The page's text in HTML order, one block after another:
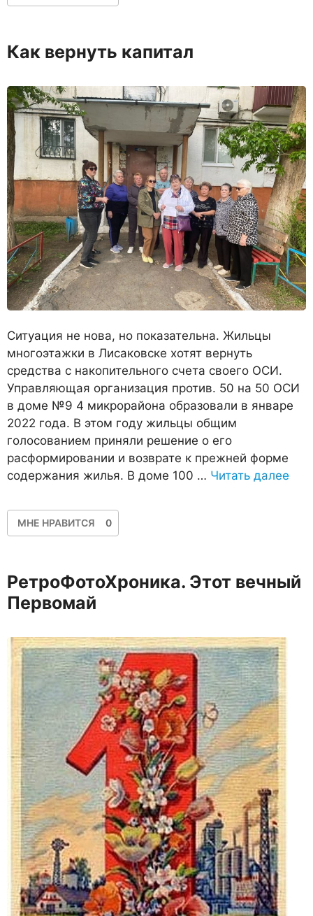
Как вернуть капитал
Ситуация не нова, но показательна. Жильцы
многоэтажки в Лисаковске хотят вернуть
средства с накопительного счета своего ОСИ.
Управляющая организация против. 50 на 50 ОСИ
в доме №9 4 микрорайона образовали в январе
2022 года. В этом году жильцы общим
голосованием приняли решение о его
расформировании и возврате к прежней форме
содержания жилья. В доме 100 … Читать далее
МНЕ НРАВИТСЯ 0
РетроФотоХроника. Этот вечный
Первомай